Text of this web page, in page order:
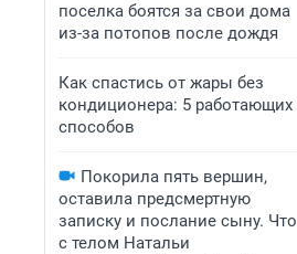
поселка боятся за свои дома
из-за потопов после дождя
Как спастись от жары без
кондиционера: 5 работающих
способов
Покорила пять вершин,
оставила предсмертную
записку и послание сыну. Что
с телом Натальи